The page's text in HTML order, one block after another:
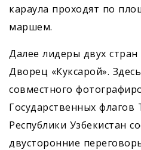
караула проходят по
маршем.
Далее лидеры двух
Дворец «Куксарой».
совместного
Государственных флагов
Республики Узбекистан
двусторонние